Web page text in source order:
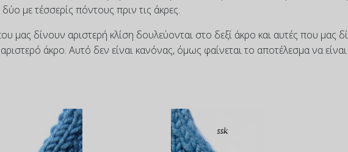
με τέσσερίς πόντους πριν τις άκρες.
μας δίνουν αριστερή κλίση δουλεύονται στο δεξί άκρο και αυτές που μας
άκρο. Αυτό δεν είναι κανόνας, όμως φαίνεται το αποτέλεσμα να